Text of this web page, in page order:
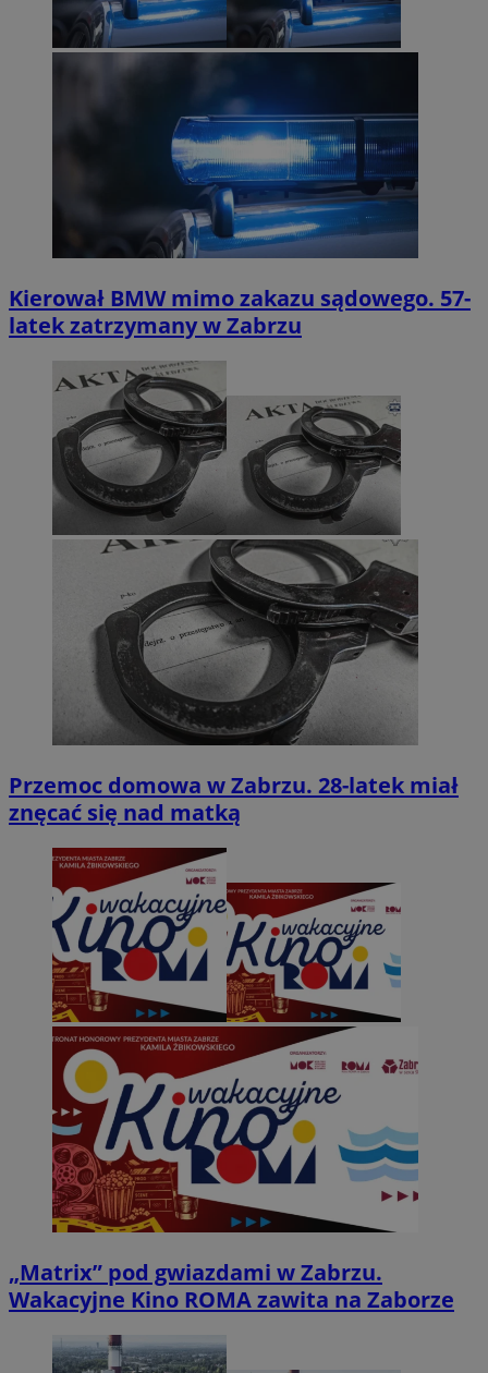
Kierował BMW mimo zakazu sądowego. 57-
latek zatrzymany w Zabrzu
Przemoc domowa w Zabrzu. 28-latek miał
znęcać się nad matką
„Matrix” pod gwiazdami w Zabrzu.
Wakacyjne Kino ROMA zawita na Zaborze